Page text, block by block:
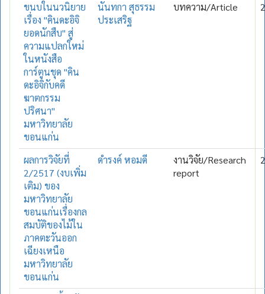
ขนบในนวนิยาย
เรื่อง "คินดะอิจิ
ยอดนักสืบ" สู่
ความแปลกใหม่
ในหนังสือ
การ์ตูนชุด "คิน
ดะอิจิกับคดี
ฆาตกรรม
ปริศนา"
มหาวิทยาลัย
ขอนแก่น
นันทกา สุธรรม
ประเสริฐ
บทความ/Article
ผลการวิจัยที่
2/2517 (งบเพิ่ม
เติม) ของ
มหาวิทยาลัย
ขอนแก่นเรื่องกล
สมบัติของไม้ใน
ภาคตะวันออก
เฉียงเหนือ
มหาวิทยาลัย
ขอนแก่น
ดำรงค์ หอมดี
งานวิจัย/Research
report